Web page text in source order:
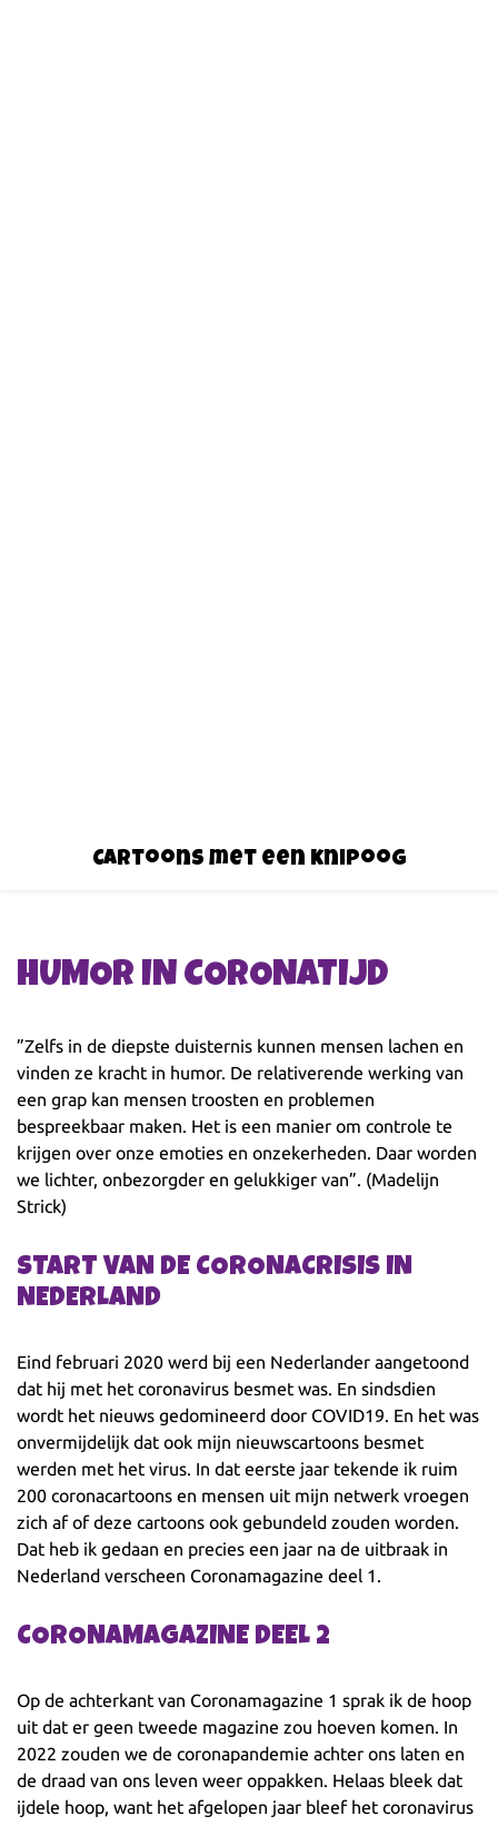
Cartoons met een knipoog
HUMOR IN CORONATIJD
”Zelfs in de diepste duisternis kunnen mensen lachen en
vinden ze kracht in humor. De relativerende werking van
een grap kan mensen troosten en problemen
bespreekbaar maken. Het is een manier om controle te
krijgen over onze emoties en onzekerheden. Daar worden
we lichter, onbezorgder en gelukkiger van”. (Madelijn
Strick)
START VAN DE CORONACRISIS IN
NEDERLAND
Eind februari 2020 werd bij een Nederlander aangetoond
dat hij met het coronavirus besmet was. En sindsdien
wordt het nieuws gedomineerd door COVID19. En het was
onvermijdelijk dat ook mijn nieuwscartoons besmet
werden met het virus. In dat eerste jaar tekende ik ruim
200 coronacartoons en mensen uit mijn netwerk vroegen
zich af of deze cartoons ook gebundeld zouden worden.
Dat heb ik gedaan en precies een jaar na de uitbraak in
Nederland verscheen Coronamagazine deel 1.
CORONAMAGAZINE DEEL 2
Op de achterkant van Coronamagazine 1 sprak ik de hoop
uit dat er geen tweede magazine zou hoeven komen. In
2022 zouden we de coronapandemie achter ons laten en
de draad van ons leven weer oppakken. Helaas bleek dat
ijdele hoop, want het afgelopen jaar bleef het coronavirus